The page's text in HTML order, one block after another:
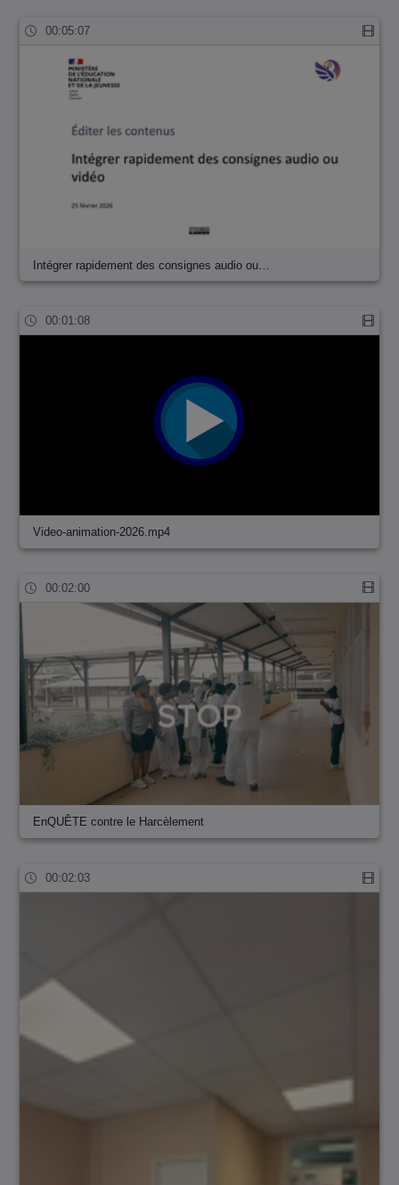
00:05:07
Intégrer rapidement des consignes audio ou…
00:01:08
Video-animation-2026.mp4
00:02:00
EnQUÊTE contre le Harcèlement
00:02:03